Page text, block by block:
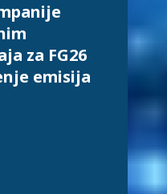
za FG26
emisija